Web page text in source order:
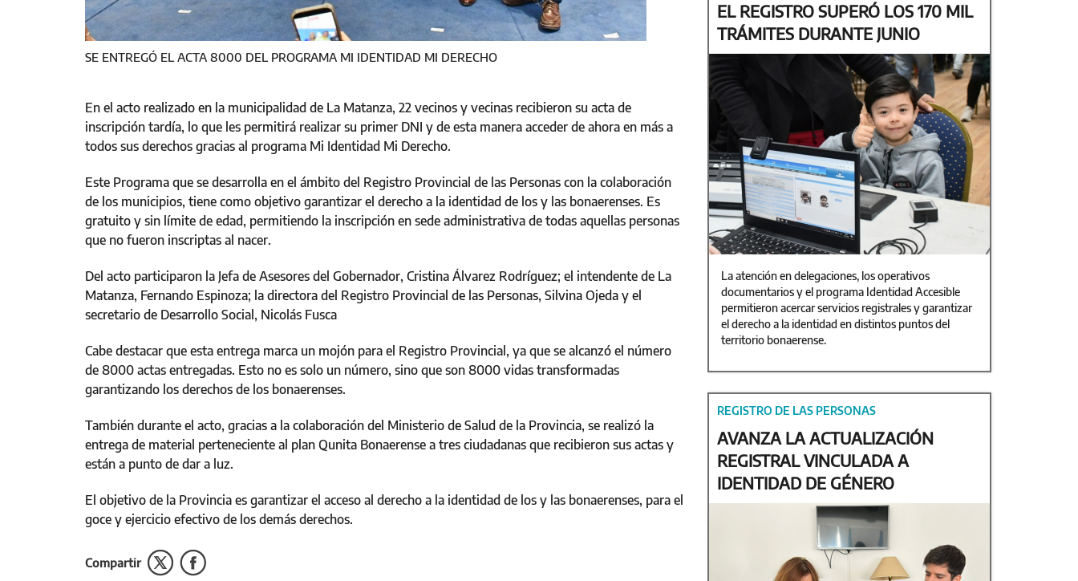
SE ENTREGÓ EL ACTA 8000 DEL PROGRAMA MI IDENTIDAD MI DERECHO
En el acto realizado en la municipalidad de La Matanza, 22 vecinos y vecinas recibieron su acta de
inscripción tardía, lo que les permitirá realizar su primer DNI y de esta manera acceder de ahora en más a
todos sus derechos gracias al programa Mi Identidad Mi Derecho.
Este Programa que se desarrolla en el ámbito del Registro Provincial de las Personas con la colaboración
de los municipios, tiene como objetivo garantizar el derecho a la identidad de los y las bonaerenses. Es
gratuito y sin límite de edad, permitiendo la inscripción en sede administrativa de todas aquellas personas
que no fueron inscriptas al nacer.
Del acto participaron la Jefa de Asesores del Gobernador, Cristina Álvarez Rodríguez; el intendente de La
Matanza, Fernando Espinoza; la directora del Registro Provincial de las Personas, Silvina Ojeda y el
secretario de Desarrollo Social, Nicolás Fusca
Cabe destacar que esta entrega marca un mojón para el Registro Provincial, ya que se alcanzó el número
de 8000 actas entregadas. Esto no es solo un número, sino que son 8000 vidas transformadas
garantizando los derechos de los bonaerenses.
También durante el acto, gracias a la colaboración del Ministerio de Salud de la Provincia, se realizó la
entrega de material perteneciente al plan Qunita Bonaerense a tres ciudadanas que recibieron sus actas y
están a punto de dar a luz.
El objetivo de la Provincia es garantizar el acceso al derecho a la identidad de los y las bonaerenses, para el
goce y ejercicio efectivo de los demás derechos.
Compartir
EL REGISTRO SUPERÓ LOS 170 MIL
TRÁMITES DURANTE JUNIO
La atención en delegaciones, los operativos
documentarios y el programa Identidad Accesible
permitieron acercar servicios registrales y garantizar
el derecho a la identidad en distintos puntos del
territorio bonaerense.
REGISTRO DE LAS PERSONAS
AVANZA LA ACTUALIZACIÓN
REGISTRAL VINCULADA A
IDENTIDAD DE GÉNERO